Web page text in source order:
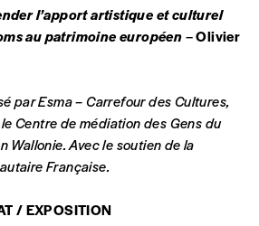
choisir de participer
Il marque votre
nos activités.
l’apport artistique et culturel
au patrimoine européen–Olivier
par Esma – Carrefour des Cultures,
Centre de médiation des Gens du
Wallonie. Avec le soutien de la
Française.
/ EXPOSITION